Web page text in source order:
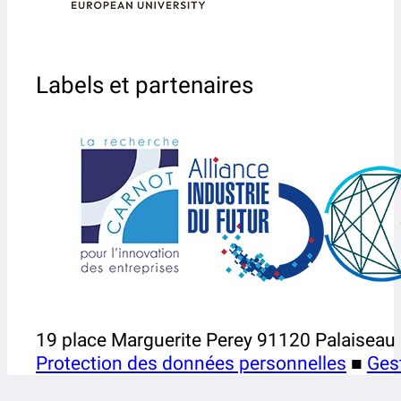
Labels et partenaires
19 place Marguerite Perey 91120
Protection des données personnelles ■